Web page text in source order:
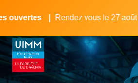
au
principal
ouvertes Rendez vous le 27 août